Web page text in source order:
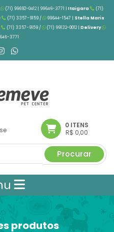
(71) 99692-0412 | 99646-3771 | Itaigara
(71)
(71) 3357-9159 / 99644-1547 | Stella Maris
(71) 3357-9159 / (71) 99132-0012 | Delivery
3771
0 ITENS
R$ 0,00
Procurar
produtos